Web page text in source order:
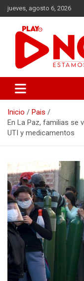
Saltar
al
contenido
jueves, agosto 6, 2026
Play
Inicio
Pais
En La Paz, familias se
UTI y medicamentos